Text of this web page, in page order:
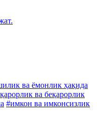
ва ёмонлик ҳақида
ва беқарорлик
#имкон ва имконсизлик